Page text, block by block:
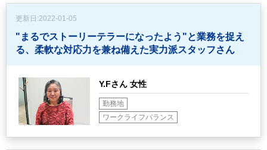
更新日:2022-01-05
"まるでストーリーテラーになったよう"と業務を捉え
る、 柔軟な対応力を兼ね備えた実力派スタッフさん
Y.Fさん 女性
勤務地
ワークライフバランス